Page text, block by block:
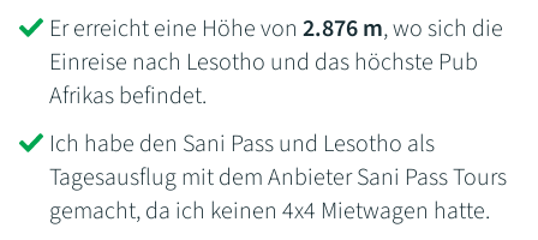
Er erreicht eine Höhe von 2.876 m, wo sich die
Einreise nach Lesotho und das höchste Pub
Afrikas befindet.
Ich habe den Sani Pass und Lesotho als
Tagesausflug mit dem Anbieter Sani Pass Tours
gemacht, da ich keinen 4x4 Mietwagen hatte.